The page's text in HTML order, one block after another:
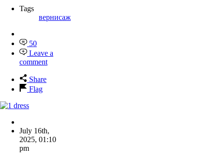
Tags
вернисаж
50
Leave a
comment
Share
Flag
July 16th,
2025, 01:10
pm